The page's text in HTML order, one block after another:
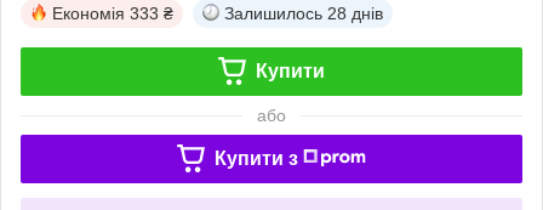
Економія 333 ₴ Залишилось 28 днів
Купити
або
Купити з